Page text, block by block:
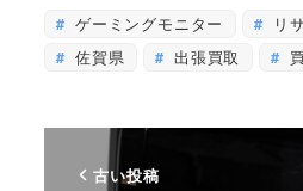
ゲーミングモニター リ
佐賀県
出張買取
古い投稿